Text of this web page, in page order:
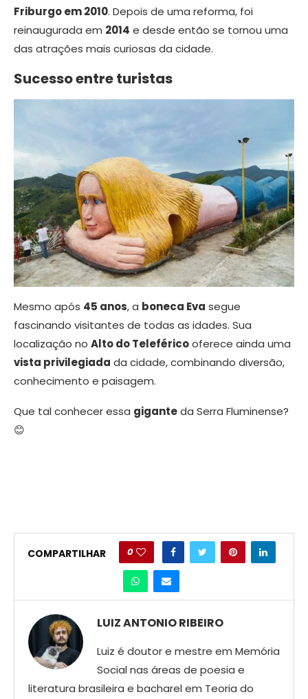
Friburgo em 2010. Depois de uma reforma, foi
reinaugurada em 2014 e desde então se tornou uma
das atrações mais curiosas da cidade.
Sucesso entre turistas
Mesmo após 45 anos, a boneca Eva segue
fascinando visitantes de todas as idades. Sua
localização no Alto do Teleféricooferece ainda uma
vista privilegiada da cidade, combinando diversão,
conhecimento e paisagem.
Que tal conhecer essa giganteda Serra Fluminense?
😊
COMPARTILHAR 0
LUIZ ANTONIO RIBEIRO
Luiz é doutor e mestre em Memória
Social nas áreas de poesia e
literatura brasileira e bacharel em Teoria do